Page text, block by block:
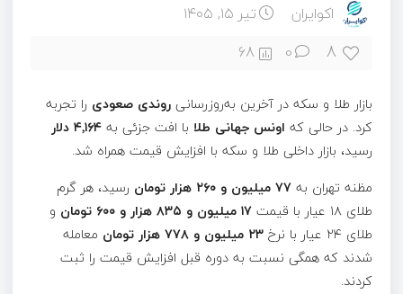
اکوایران تیر ۱۵, ۱۴۰۵
8
0
68
بازار طلا و سکه در آخرین به‌روزرسانی روندی صعودی را تجربه
کرد. در حالی که اونس جهانی طلا با افت جزئی به ۴٬۱۶۴ دلار
رسید، بازار داخلی طلا و سکه با افزایش قیمت همراه شد.
مظنه تهران به ۷۷ میلیون و ۲۶۰ هزار تومان
رسید، هر گرم
طلای ۱۸ عیار با قیمت
۱۷ میلیون و ۸۳۵ هزار و ۶۰۰ تومان
و
طلای ۲۴ عیار با نرخ
۲۳ میلیون و ۷۷۸ هزار تومان
معامله
شدند که همگی نسبت به دوره قبل افزایش قیمت را ثبت
کردند.